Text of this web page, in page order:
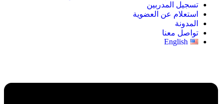
تسجيل المدربين
استعلام عن العضوية
المدونة
تواصل معنا
English